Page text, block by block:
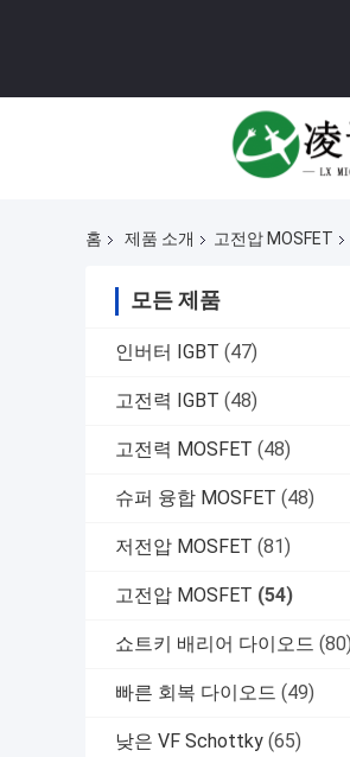
홈 제품 소개 고전압 MOSFET
모든 제품
인버터 IGBT (47)
고전력 IGBT (48)
고전력 MOSFET (48)
슈퍼 융합 MOSFET (48)
저전압 MOSFET (81)
고전압 MOSFET (54)
쇼트키 배리어 다이오드 (80)
빠른 회복 다이오드 (49)
낮은 VF Schottky (65)